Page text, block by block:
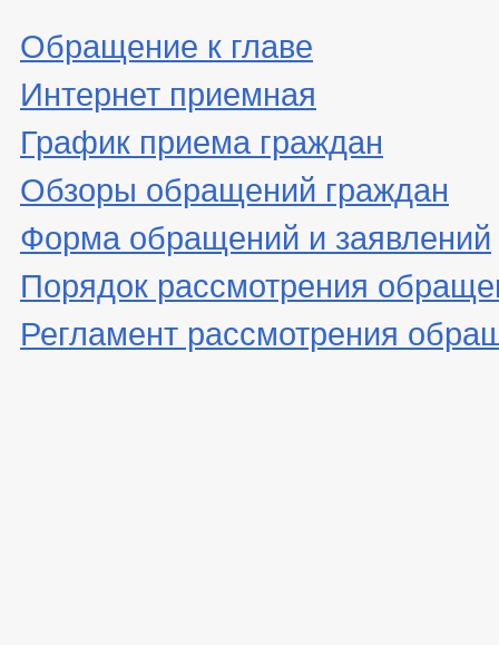
Обращение к главе
Интернет приемная
График приема граждан
Обзоры обращений граждан
Форма обращений и заявлений
Порядок рассмотрения
Регламент рассмотрения